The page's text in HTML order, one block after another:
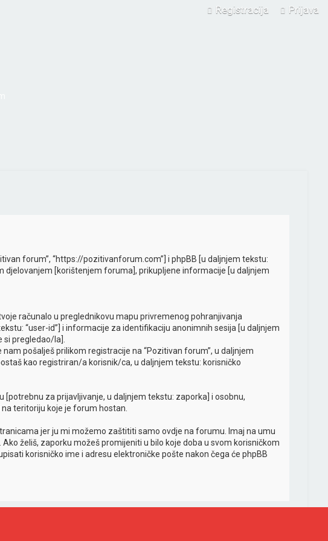
Prijava
Registracija
forum”, “https://pozitivanforum.com”] i phpBB [u daljnjem tekstu:
djelovanjem [korištenjem foruma], prikupljene informacije [u daljnjem
računalo u preglednikovu mapu privremenog pohranjivanja
“user-id”] i informacije za identifikaciju anonimnih sesija [u daljnjem
pregledao/la].
pošalješ prilikom registracije na “Pozitivan forum”, u daljnjem
kao registriran/a korisnik/ca, u daljnjem tekstu: korisničko
za prijavljivanje, u daljnjem tekstu: zaporka] i osobnu,
teritoriju koje je forum hostan.
jer ju mi možemo zaštititi samo ovdje na forumu. Imaj na umu
želiš, zaporku možeš promijeniti u bilo koje doba u svom korisničkom
korisničko ime i adresu elektroničke pošte nakon čega će phpBB